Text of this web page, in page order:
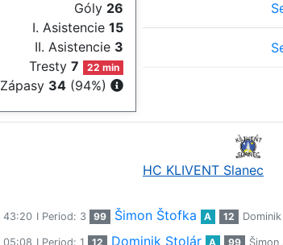
Góly 26
I. Asistencie 15
II. Asistencie 3
Tresty7 22 min
Zápasy 34 (94%)
HC KLIVENT Slanec
43:20 I Period: 3 99 Šimon Štofka A 12
05:08 I Period: 1 12 Dominik Stolár A 99 Šimon